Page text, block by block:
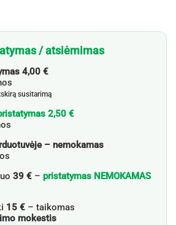
/ atsiėmimas
4,00 €
susitarimą
2,50 €
– nemokamas
39 € – pristatymas NEMOKAMAS
15 € – taikomas
mokestis